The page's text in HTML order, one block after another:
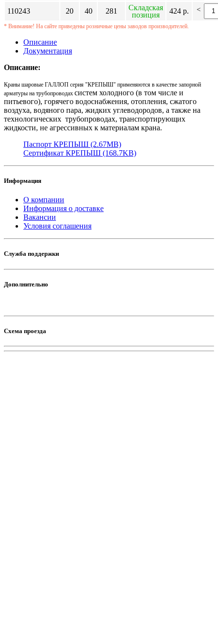
110243 20 40 281
Складская
позиция
424 р. <
* Внимание! На сайте приведены розничные цены заводов производителей.
Описание
Документация
Описание:
Краны шаровые ГАЛЛОП серия "КРЕПЫШ" применяются в качестве запорной
арматуры на трубопроводах систем холодного (в том числе и
питьевого), горячего водоснабжения, отопления, сжатого
воздуха, водяного пара, жидких углеводородов, а также на
технологических трубопроводах, транспортирующих
жидкости, не агрессивных к материалам крана.
Паспорт КРЕПЫШ (2.67MB)
Сертификат КРЕПЫШ (168.7KB)
Информация
О компании
Информация о доставке
Вакансии
Условия соглашения
Служба поддержки
Дополнительно
Схема проезда